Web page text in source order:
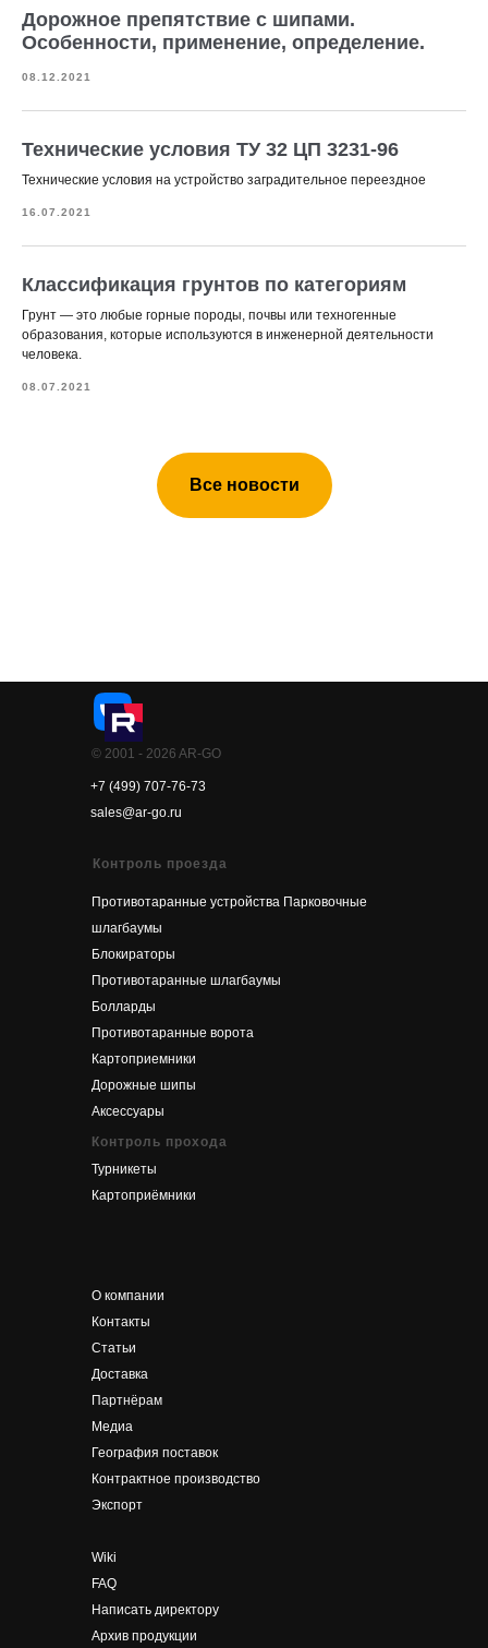
Дорожное препятствие с шипами.
Особенности, применение, определение.
08.12.2021
Технические условия ТУ 32 ЦП 3231-96
Технические условия на устройство заградительное переездное
16.07.2021
Классификация грунтов по категориям
Грунт — это любые горные породы, почвы или техногенные
образования, которые используются в инженерной деятельности
человека.
08.07.2021
Все новости
Контроль проезда
Противотаранные устройства Парковочные
шлагбаумы
Блокираторы
Противотаранные шлагбаумы
Болларды
Противотаранные ворота
Картоприемники
Дорожные шипы
Аксессуары
Контроль прохода
Турникеты
Картоприёмники
О компании
Контакты
Статьи
Доставка
Партнёрам
Медиа
География поставок
Контрактное производство
Экспорт
Wiki
FAQ
Написать директору
Архив продукции
© 2001 - 2026 AR-GO
+7 (499) 707-76-73
sales@ar-go.ru